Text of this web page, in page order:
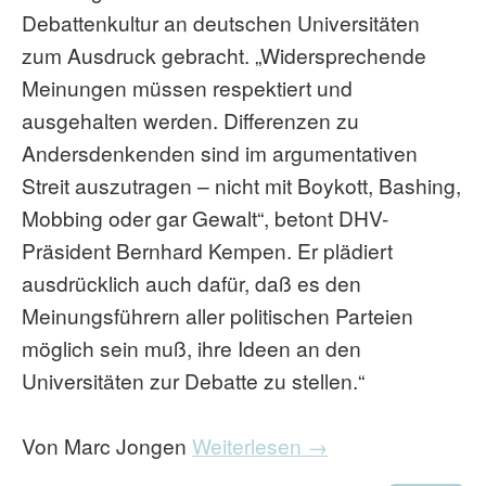
Debattenkultur an deutschen Universitäten
zum Ausdruck gebracht. „Widersprechende
Meinungen müssen respektiert und
ausgehalten werden. Differenzen zu
Andersdenkenden sind im argumentativen
Streit auszutragen – nicht mit Boykott, Bashing,
Mobbing oder gar Gewalt“, betont DHV-
Präsident Bernhard Kempen. Er plädiert
ausdrücklich auch dafür, daß es den
Meinungsführern aller politischen Parteien
möglich sein muß, ihre Ideen an den
Universitäten zur Debatte zu stellen.“
Von Marc Jongen Weiterlesen →